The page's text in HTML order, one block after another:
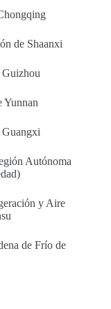
de Shaanxi
Guizhou
Yunnan
Guangxi
Autónoma
y Aire
de Frío de